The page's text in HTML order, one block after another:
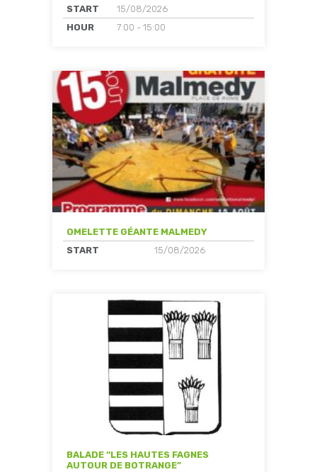
START
15/08/2026
HOUR
7:00 - 15:00
OMELETTE GÉANTE MALMEDY
START
15/08/2026
BALADE “LES HAUTES FAGNES
AUTOUR DE BOTRANGE”